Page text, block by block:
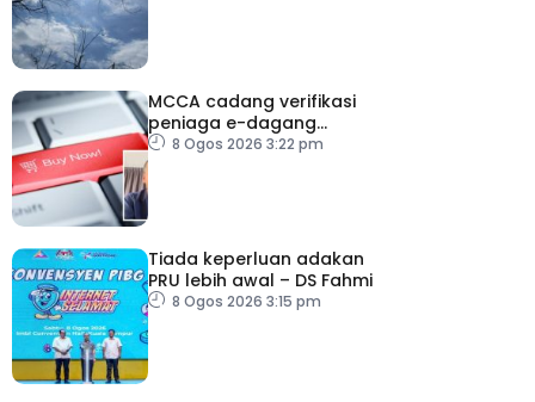
MCCA cadang verifikasi
peniaga e-dagang
tangani lambakan
8 Ogos 2026 3:22 pm
Tiada keperluan adakan
PRU lebih awal – DS Fahmi
8 Ogos 2026 3:15 pm